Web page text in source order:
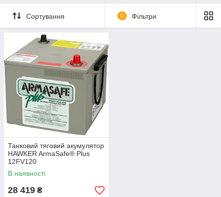
високими навантаженнями.
виробника до 2 років.
В КАТАЛОГ!
Сортування 0 Фільтри
Танковий тяговий акумулятор
HAWKER ArmaSafe® Plus
12FV120
В наявності
28 419 ₴